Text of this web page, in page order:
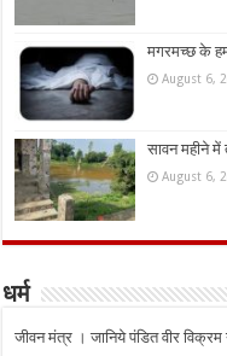
मगरमच्छ के
August 6,
सावन महीने में
August 6,
धर्म
जीवन मंत्र । जानिये पंडित वीर